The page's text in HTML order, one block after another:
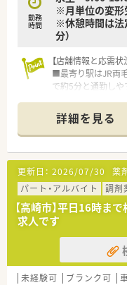
勤務
時間
※月単位の変形
※休憩時間は法
分）
【店舗情報と応需状
■最寄り駅はJR両
で約5分と通勤しや
に貢献していくこ
■1日の処方箋枚数
に薬剤師1名体制（
【想定される業務内
■耳鼻咽喉科クリニ
薬指導を中心に行っ
■患者様への丁寧な
な薬学的管理をお
■電子薬歴システム
正確に記録・管理
【やりがい/おすす
■耳鼻科領域の専門
詳細を見る
更新日： 2026/07/30 薬
パート・アルバイト
調剤
【高崎市】平日16時ま
求人です
未経験可 ブランク可